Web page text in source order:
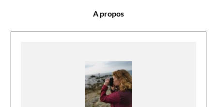
A propos